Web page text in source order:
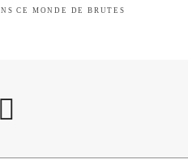
CE MONDE DE BRUTES